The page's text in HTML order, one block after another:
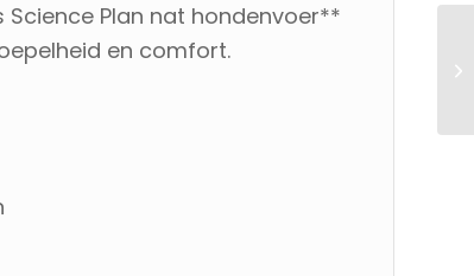
Science Plan nat hondenvoer**
en comfort.